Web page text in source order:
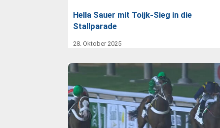
Hella Sauer mit Toijk-Sieg in die
Stallparade
28. Oktober 2025